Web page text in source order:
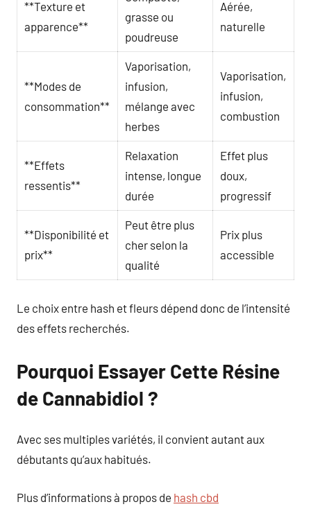
**Texture et
apparence**
grasse ou
poudreuse
Aérée,
naturelle
**Modes de
consommation**
Vaporisation,
infusion,
mélange avec
herbes
Vaporisation,
infusion,
combustion
**Effets
ressentis**
Relaxation
intense, longue
durée
Effet plus
doux,
progressif
**Disponibilité et
prix**
Peut être plus
cher selon la
qualité
Prix plus
accessible
Le choix entre hash et fleurs dépend donc de l’intensité
des effets recherchés.
Pourquoi Essayer Cette Résine
de Cannabidiol ?
Avec ses multiples variétés, il convient autant aux
débutants qu’aux habitués.
Plus d’informations à propos de hash cbd